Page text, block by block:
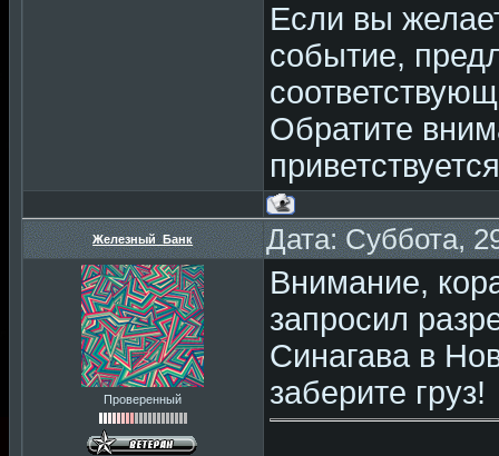
Если вы
событие,
Обратите
Железный_Банк Дата: Суббота,
Проверенный
Внимание,
запросил
Синагава в
заберите груз!